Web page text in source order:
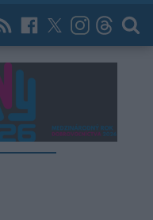
News Now Archív